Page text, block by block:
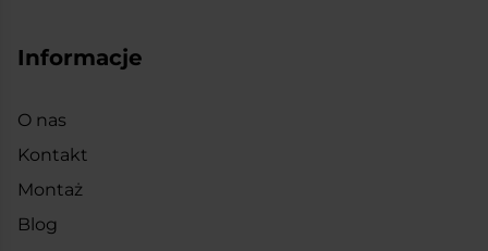
Informacje
O nas
Kontakt
Montaż
Blog